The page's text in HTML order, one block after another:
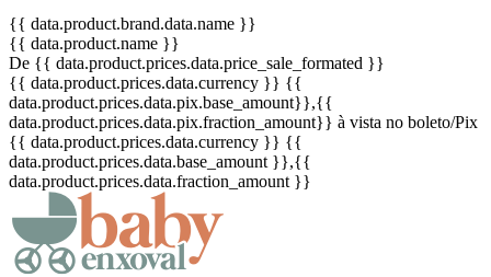
{{ data.product.brand.data.name }}
{{ data.product.name }}
De {{ data.product.prices.data.price_sale_formated }}
{{ data.product.prices.data.currency }} {{
data.product.prices.data.pix.base_amount}},{{
data.product.prices.data.pix.fraction_amount}} à vista no boleto/Pix
{{ data.product.prices.data.currency }} {{
data.product.prices.data.base_amount }},{{
data.product.prices.data.fraction_amount }}